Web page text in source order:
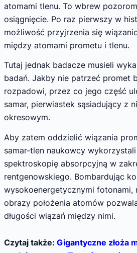
atomami tlenu. To wbrew
osiągnięcie. Po raz pierwszy w
możliwość przyjrzenia się
między atomami prometu i tlenu.
Tutaj jednak badacze musieli
badań. Jakby nie patrzeć promet
rozpadowi, przez co jego część
samar, pierwiastek sąsiadujący z
okresowym.
Aby zatem oddzielić wiązania
samar-tlen naukowcy
spektroskopię absorpcyjną w
rentgenowskiego. Bombardując
wysokoenergetycznymi fotonami,
obrazy położenia atomów
długości wiązań między nimi.
Czytaj także: Gigantyczne złoża